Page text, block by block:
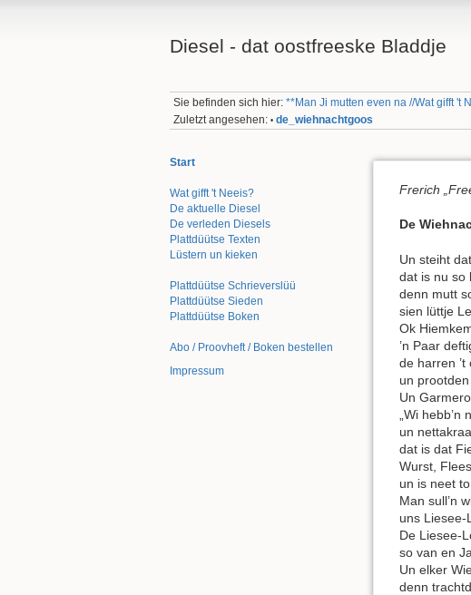
Diesel - dat oostfreeske Bladdje
Sie befinden sich hier:**Man Ji mutten even na //Wat gifft 't
Zuletzt angesehen: • de_wiehnachtgoos
Start
Wat gifft 't Neeis?
De aktuelle Diesel
De verleden Diesels
Plattdüütse Texten
Lüstern un kieken
Plattdüütse Schrieverslüü
Plattdüütse Sieden
Plattdüütse Boken
Abo / Proovheft / Boken bestellen
Impressum
Frerich
De
Un steiht
dat is nu so
denn mutt
sien lüttje
Ok
’n Paar
de harren ’t
un prootden
Un
„Wi hebb’n
un
dat is dat
Wurst,
un is neet
Man sull’n
uns Liesee-
De Liesee-
so van en
Un elker
denn